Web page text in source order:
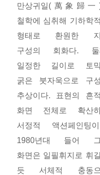
만상귀일(萬象歸一
철학에 심취해 기하학
형태로 환원한 지
구성의 회화다. 둘
일정한 길이로 토
굵은 붓자욱으로 구
추상이다. 표현의 흔
화면 전체로 확산
서정적 액션페인팅이
1980년대 들어
화면은 일필휘지로 휘
듯 서체적 충동으